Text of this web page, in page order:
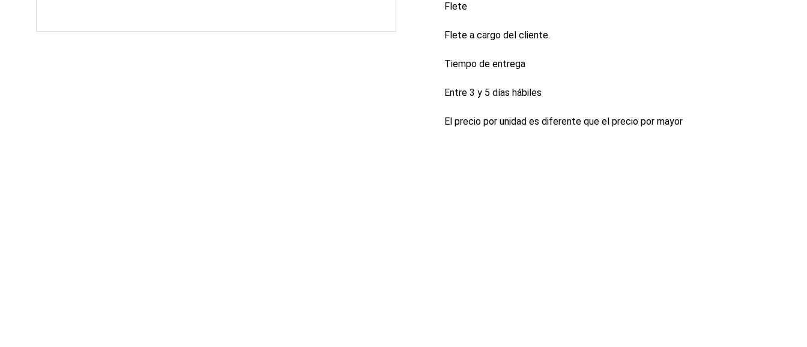
Flete
Flete a cargo del cliente.
Tiempo de entrega
Entre 3 y 5 días hábiles
El precio por unidad es diferente que el precio por mayor